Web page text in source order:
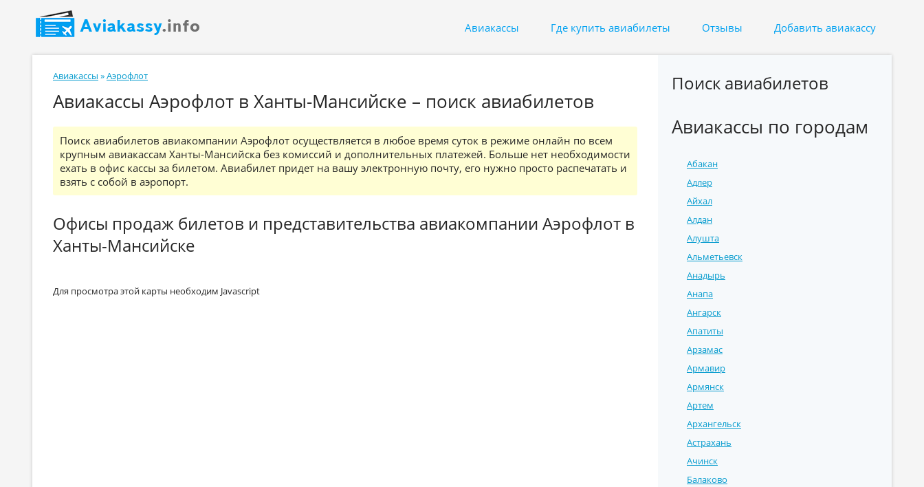
Авиакассы Где купить авиабилеты Отзывы Добавить авиакассу
Авиакассы »Аэрофлот
Авиакассы Аэрофлот в Ханты-Мансийске – поиск авиабилетов
Поиск авиабилетов авиакомпании Аэрофлот осуществляется в любое время суток в режиме онлайн по всем
крупным авиакассам Ханты-Мансийска без комиссий и дополнительных платежей. Больше нет необходимости
ехать в офис кассы за билетом. Авиабилет придет на вашу электронную почту, его нужно просто распечатать и
взять с собой в аэропорт.
Офисы продаж билетов и представительства авиакомпании Аэрофлот в
Ханты-Мансийске
Для просмотра этой карты необходим Javascript
Поиск авиабилетов
Авиакассы по городам
Абакан
Адлер
Айхал
Алдан
Алушта
Альметьевск
Анадырь
Анапа
Ангарск
Апатиты
Арзамас
Армавир
Армянск
Артем
Архангельск
Астрахань
Ачинск
Балаково